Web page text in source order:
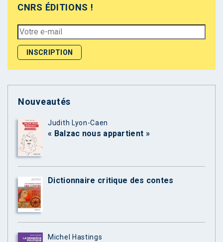
CNRS ÉDITIONS !
Nouveautés
Judith Lyon-Caen
« Balzac nous appartient »
Dictionnaire critique des contes
Michel Hastings